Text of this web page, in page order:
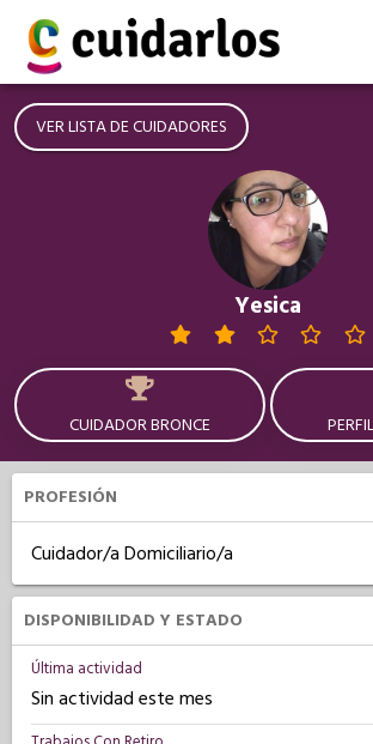
VER LISTA DE CUIDADORES
Yesica
CUIDADOR BRONCE
PROFESIÓN
Cuidador/a Domiciliario/a
DISPONIBILIDAD Y ESTADO
Última actividad
Sin actividad este mes